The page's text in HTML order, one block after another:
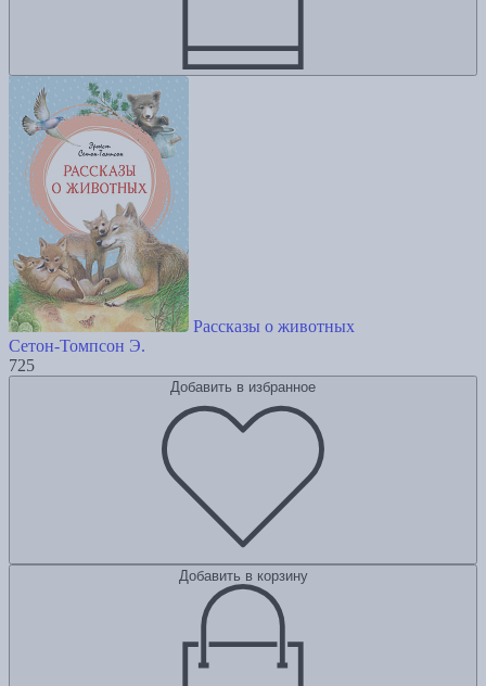
Рассказы о животных
Сетон-Томпсон Э.
725
Добавить в избранное
Добавить в корзину